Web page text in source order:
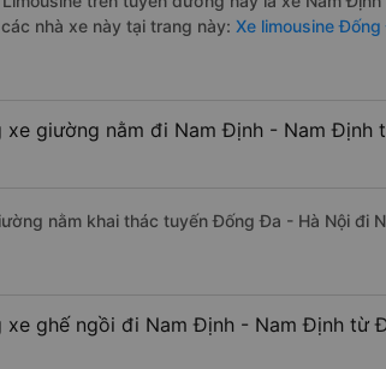
nhà xe này tại trang này: Xe limousine
xe giường nằm đi Nam Định - Nam Định
nằm khai thác tuyến Đống Đa - Hà Nội đi
xe ghế ngồi đi Nam Định - Nam Định từ